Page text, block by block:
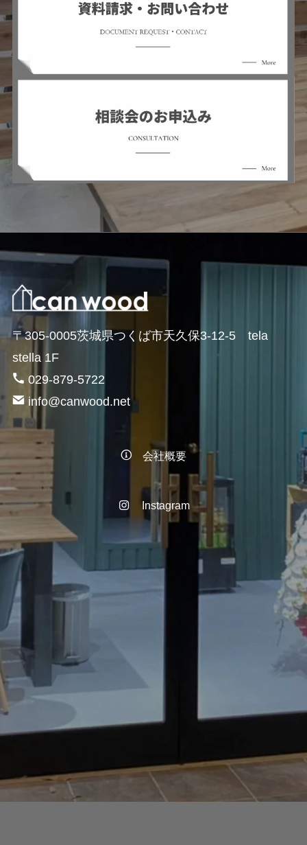
〒305-0005茨城県つくば市天久保3-12-5 tela
stella 1F
029-879-5722
info@canwood.net
会社概要
Instagram